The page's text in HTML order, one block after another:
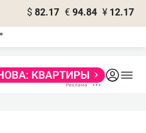
$ 82.17 € 94.84 ¥ 12.17